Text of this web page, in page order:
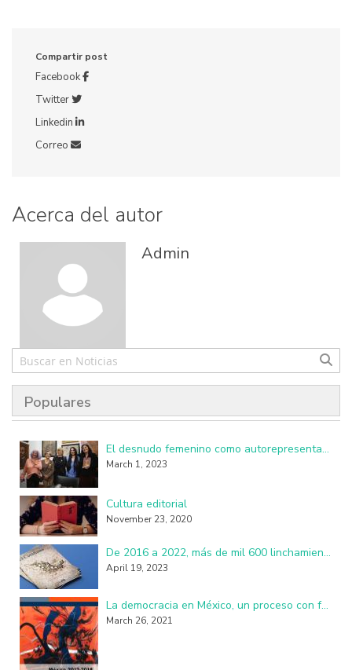
Compartir post
Facebook
Twitter
Linkedin
Correo
Acerca del autor
Admin
Populares
El desnudo femenino como autorepresentación resulta perturbador y subversivo
March 1, 2023
Cultura editorial
November 23, 2020
De 2016 a 2022, más de mil 600 linchamientos en México: investigadores de la UAM
April 19, 2023
La democracia en México, un proceso con fallas, imperfecciones y seudo practicantes
March 26, 2021